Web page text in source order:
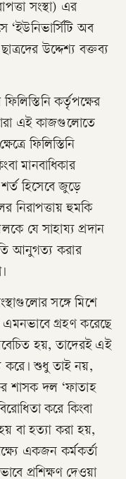
সংস্থা) এর
অব
উদ্দেশ্য বক্তব্য
কর্তৃপক্ষের
এই কাজগুলোতে
ফিলিস্তিনি
মানবাধিকার
হিসেবে জুড়ে
নিরাপত্তায় হুমকি
যে সাহায্য প্রদান
আনুগত্য করার
সঙ্গে মিশে
এমনভাবে গ্রহণ করেছে
হয়, তাদেরই এই
করে। শুধু তাই নয়,
শাসক দল ‘ফাতাহ
করে কিংবা
বা হত্যা করা হয়,
একজন কর্মকর্তা
প্রশিক্ষণ দেওয়া